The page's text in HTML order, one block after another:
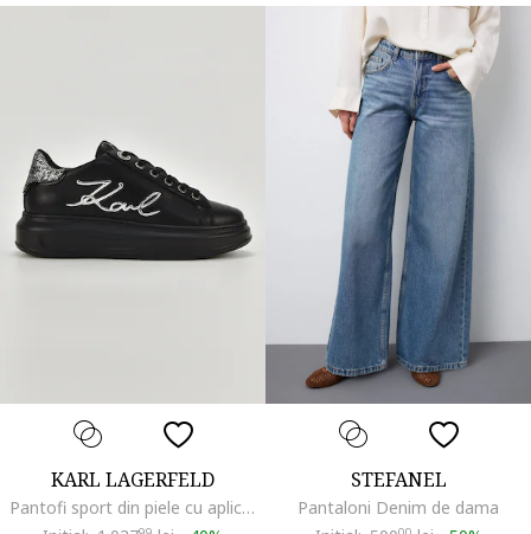
KARL LAGERFELD
Pantofi sport din piele cu aplicatie logo metalica, Negru/Argintiu
STEFANEL
Pantaloni Denim de dama